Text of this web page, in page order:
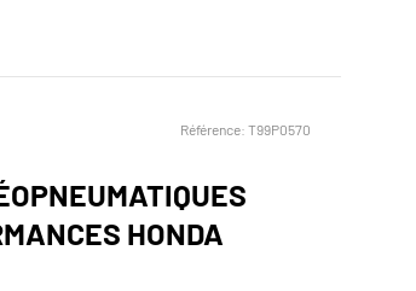
Référence: T99P0570
HONDA